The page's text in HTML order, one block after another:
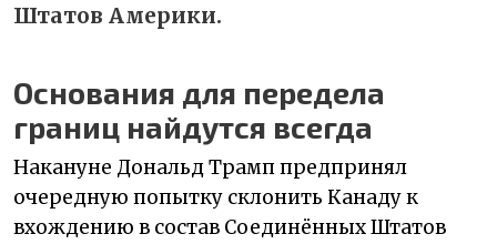
Штатов Америки.
Основания для передела
границ найдутся всегда
Накануне Дональд Трамп предпринял
очередную попытку склонить Канаду к
вхождению в состав Соединённых Штатов